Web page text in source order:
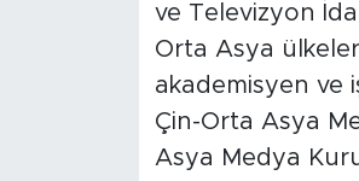
ve Televizyon
Orta Asya
akademisyen ve
Çin-Orta Asya
Asya Medya